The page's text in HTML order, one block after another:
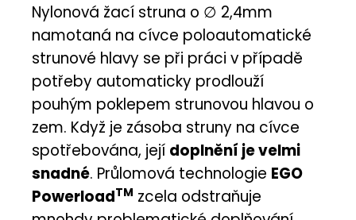
Nylonová žací struna o ∅ 2,4mm
namotaná na cívce poloautomatické
strunové hlavy se při práci v případě
potřeby automaticky prodlouží
pouhým poklepem strunovou hlavou o
zem. Když je zásoba struny na cívce
spotřebována, její doplnění je velmi
snadné. Průlomová technologie EGO
PowerloadTM zcela odstraňuje